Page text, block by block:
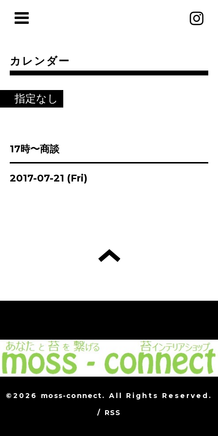
カレンダー
指定なし
17時〜商談
2017-07-21 (Fri)
©2026 moss-connect. All Rights Reserved.
/ RSS